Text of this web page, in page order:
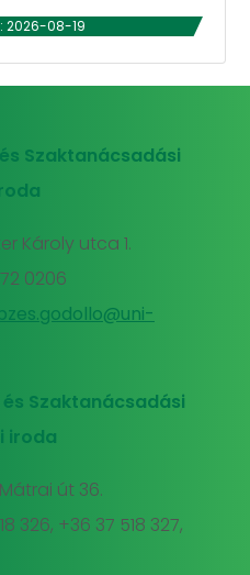
2026-08-19
és Szaktanácsadási
Károly utca 1.
0206
és Szaktanácsadási
iroda
út 36.
326, +36 37 518 327,